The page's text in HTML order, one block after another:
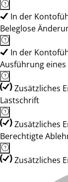
In der
Beleglose
In der
Ausführung
Zusätzliches
Lastschrift
Zusätzliches
Berechtigte
Zusätzliches